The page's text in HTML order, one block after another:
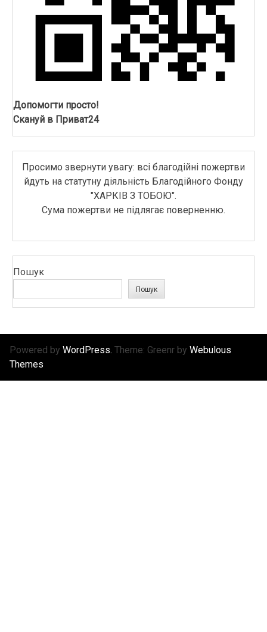
Допомогти просто!
Скануй в Приват24
Просимо звернути увагу: всі благодійні пожертви
йдуть на статутну діяльність Благодійного Фонду
"ХАРКІВ З ТОБОЮ".
Сума пожертви не підлягає поверненню.
Пошук
Пошук
Powered by WordPress. Theme: Greenr by Webulous
Themes